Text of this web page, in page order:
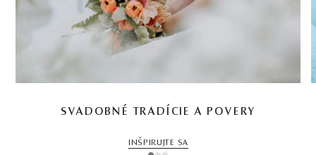
SVADOBNÉ TRADÍCIE A POVERY
INŠPIRUJTE SA